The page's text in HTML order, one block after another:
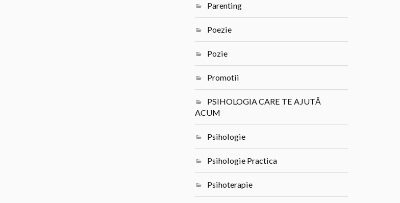
Parenting
Poezie
Pozie
Promotii
PSIHOLOGIA CARE TE AJUTĂ
ACUM
Psihologie
Psihologie Practica
Psihoterapie